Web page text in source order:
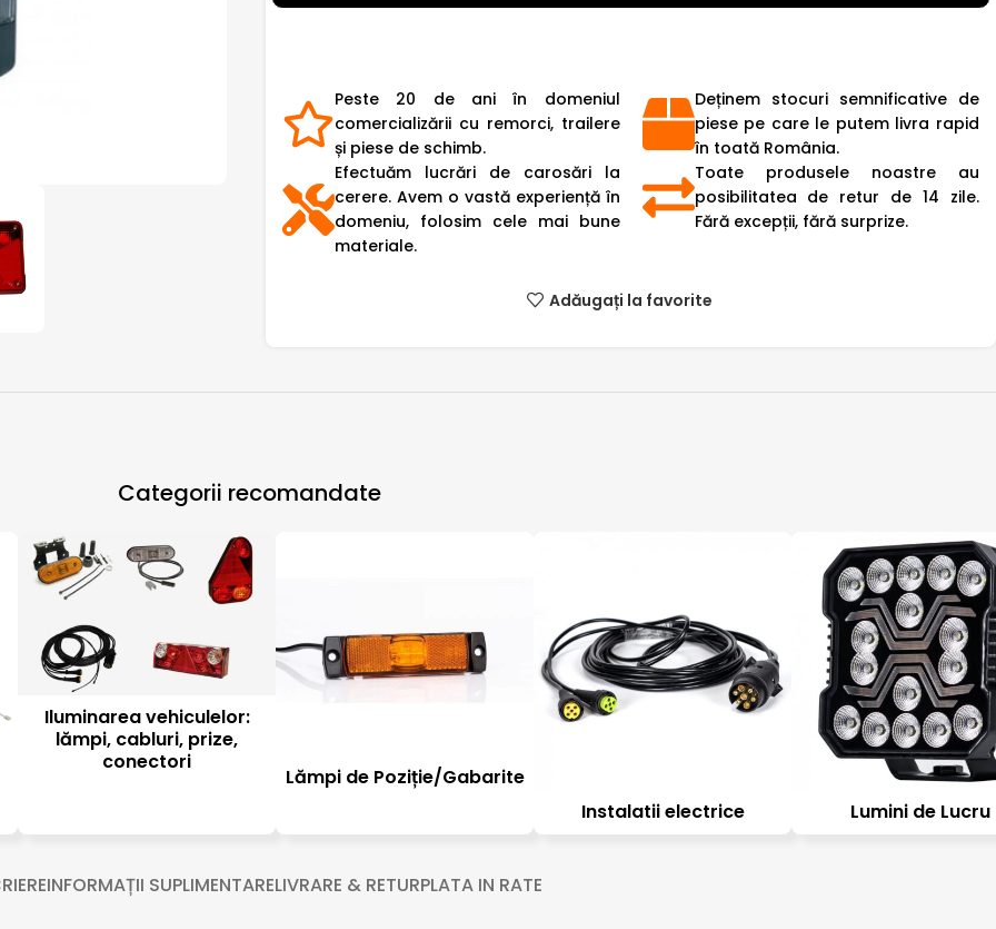
Peste 20 de ani în domeniul
comercializării cu remorci, trailere
și piese de schimb.
Efectuăm lucrări de carosări la
cerere. Avem o vastă experiență în
domeniu, folosim cele mai bune
materiale.
Deținem stocuri semnificative de
piese pe care le putem livra rapid
în toată România.
Toate produsele noastre au
posibilitatea de retur de 14 zile.
Fără excepții, fără surprize.
Adăugați la favorite
Categorii recomandate
Iluminarea vehiculelor:
lămpi, cabluri, prize,
conectori
Lămpi de Poziție/Gabarite
Instalatii electrice
Lumini de Lucru
INFORMAȚII SUPLIMENTARELIVRARE & RETURPLATA IN RATE